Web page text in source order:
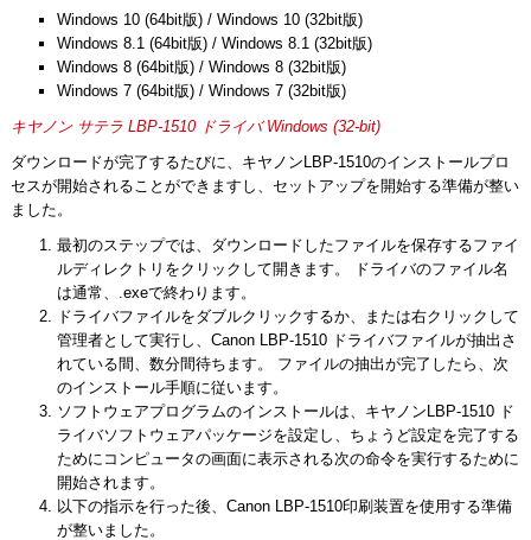
Windows 10 (64bit版) / Windows 10 (32bit版)
Windows 8.1 (64bit版) / Windows 8.1 (32bit版)
Windows 8 (64bit版) / Windows 8 (32bit版)
Windows 7 (64bit版) / Windows 7 (32bit版)
キヤノン サテラ LBP-1510 ドライバ Windows (32-bit)
ダウンロードが完了するたびに、キヤノンLBP-1510のインストールプロ
セスが開始されることができますし、セットアップを開始する準備が整い
ました。
最初のステップでは、ダウンロードしたファイルを保存するファイ
ルディレクトリをクリックして開きます。 ドライバのファイル名
は通常、.exeで終わります。
ドライバファイルをダブルクリックするか、または右クリックして
管理者として実行し、Canon LBP-1510 ドライバファイルが抽出さ
れている間、数分間待ちます。 ファイルの抽出が完了したら、次
のインストール手順に従います。
ソフトウェアプログラムのインストールは、キヤノンLBP-1510 ド
ライバソフトウェアパッケージを設定し、ちょうど設定を完了する
ためにコンピュータの画面に表示される次の命令を実行するために
開始されます。
以下の指示を行った後、Canon LBP-1510印刷装置を使用する準備
が整いました。